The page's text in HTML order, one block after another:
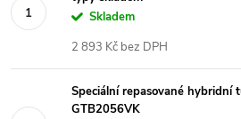
Skladem
2 893 Kč bez DPH
Speciální repasované hybridní
GTB2056VK